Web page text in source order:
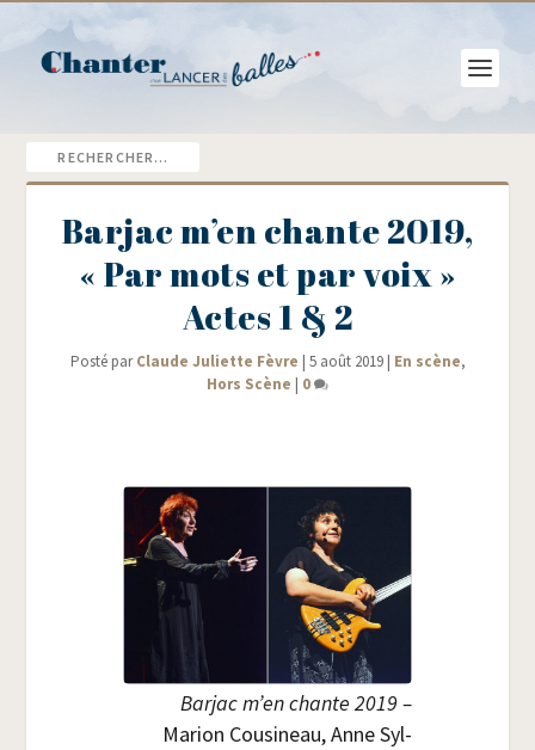
Barjac m’en chante 2019,
« Par mots et par voix »
Actes 1 & 2
Posté parClaude Juliette Fèvre | 5 août 2019| En scène,
Hors Scène | 0
Bar­jac m’en chante 2019 –
Marion Cou­si­neau, Anne Syl­